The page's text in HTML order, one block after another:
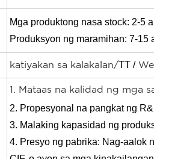
Mga produktong nasa stock: 2-5
Produksyon ng maramihan: 7-15
katiyakan sa kalakalan/TT /
1. Mataas na kalidad ng mga
2. Propesyonal na pangkat ng R&D
3. Malaking kapasidad ng
4. Presyo ng pabrika: Nag-aalok ng